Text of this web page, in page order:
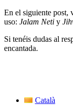
En el siguiente post,
uso: Jalam Neti y
Si tenéis dudas al
encantada.
Català